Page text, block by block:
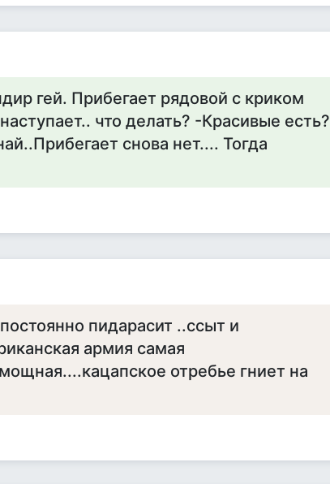
гей. Прибегает рядовой с криком
что делать? -Красивые есть?
снова нет.... Тогда
пидарасит ..ссыт и
армия самая
отребье гниет на